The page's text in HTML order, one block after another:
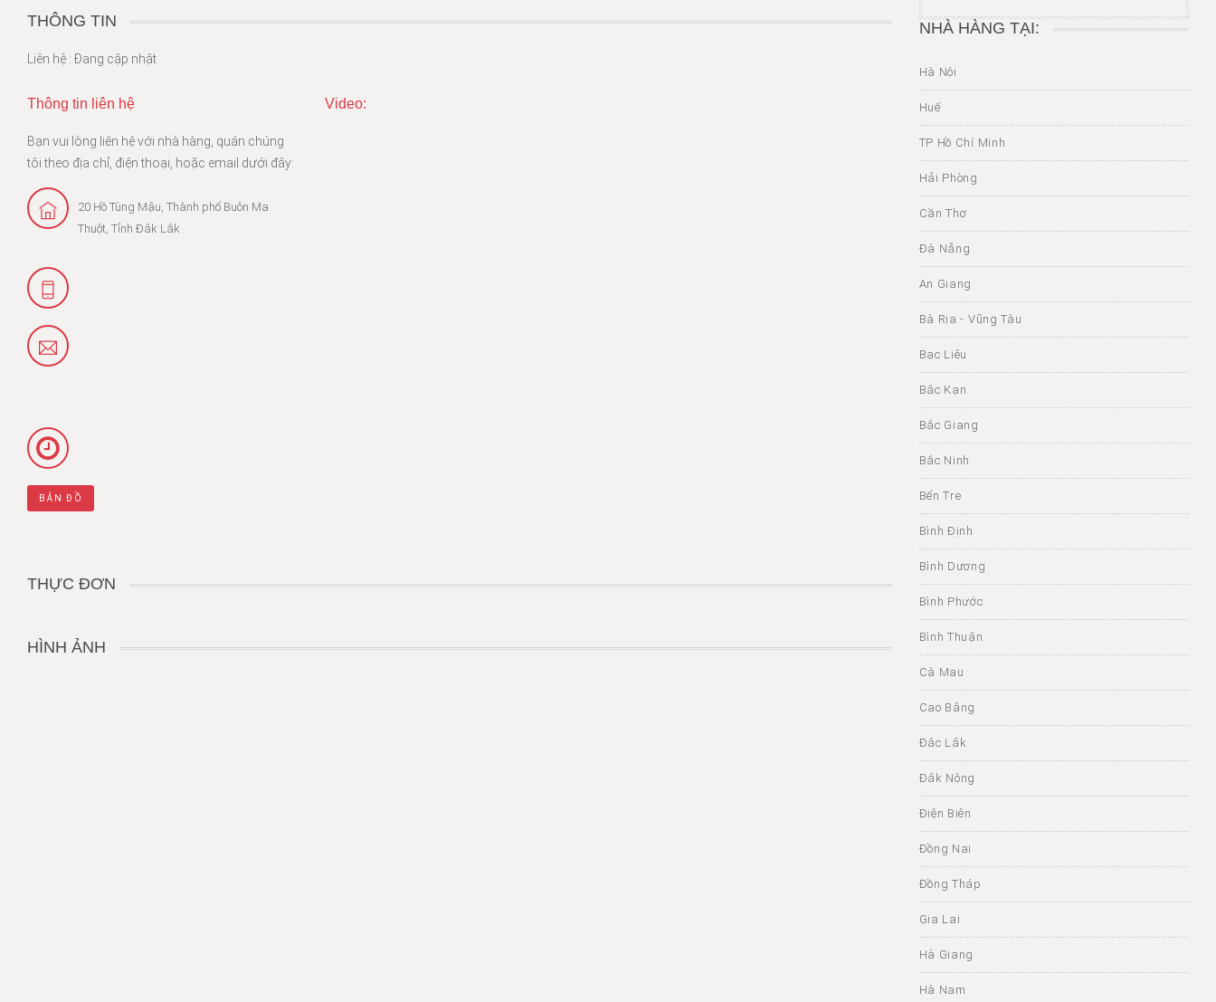
THÔNG TIN
Liên hệ : Đang cập nhật
Thông tin liên hệ
Bạn vui lòng liên hệ với nhà hàng, quán chúng
tôi theo địa chỉ, điện thoại, hoặc email dưới đây:
20 Hồ Tùng Mậu, Thành phố Buôn Ma
Thuột, Tỉnh Đắk Lắk
BẢN ĐỒ
Video:
THỰC ĐƠN
HÌNH ẢNH
NHÀ HÀNG TẠI:
Hà Nội
Huế
TP Hồ Chí Minh
Hải Phòng
Cần Thơ
Đà Nẵng
An Giang
Bà Rịa - Vũng Tàu
Bạc Liêu
Bắc Kạn
Bắc Giang
Bắc Ninh
Bến Tre
Bình Định
Bình Dương
Bình Phước
Bình Thuận
Cà Mau
Cao Bằng
Đắc Lắk
Đắk Nông
Điện Biên
Đồng Nai
Đồng Tháp
Gia Lai
Hà Giang
Hà Nam